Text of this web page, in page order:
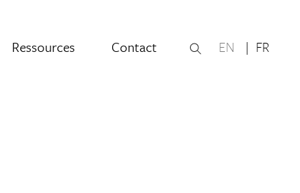
Ressources Contact FR
EN